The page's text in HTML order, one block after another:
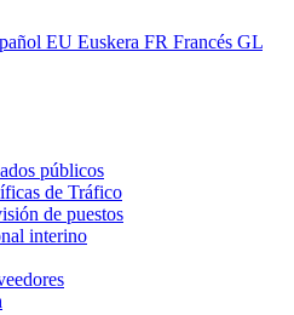
EU Euskera FR Francés GL
públicos
de Tráfico
de puestos
interino